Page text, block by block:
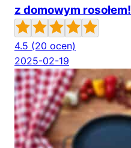
z domowym rosołem!
4.5 (20 ocen)
2025-02-19